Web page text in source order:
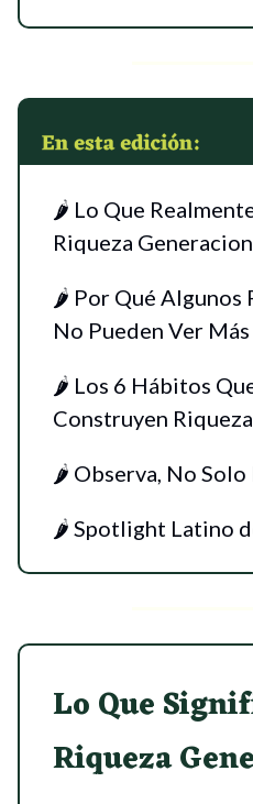
🌶 Lo Que
Riqueza
🌶 Por Qué Algunos
No Pueden Ver
🌶 Los 6 Hábitos
Construyen Riqueza
🌶 Observa, No Solo
🌶 Spotlight Latino
Lo Que
Riqueza